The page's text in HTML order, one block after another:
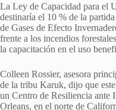
La Ley de Capacidad para el
destinaría el 10 % de la
de Gases de Efecto
frente a los incendios
la capacitación en el uso
Colleen Rossier, asesora
de la tribu Karuk, dijo que
un Centro de Resiliencia ante
Orleans, en el norte de